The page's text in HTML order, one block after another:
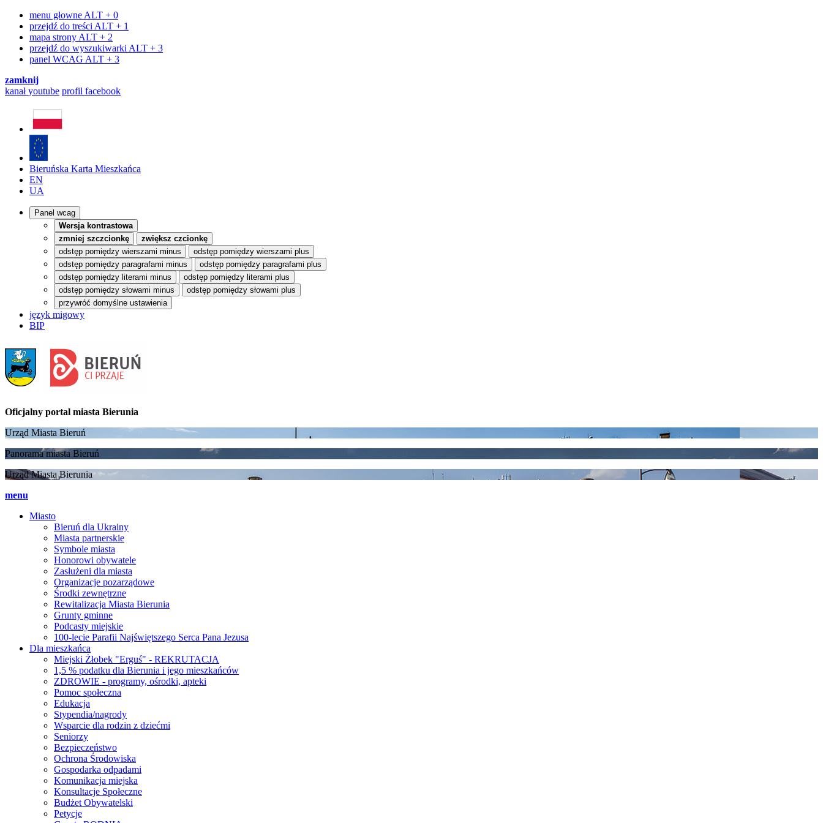
menu głowne ALT + 0
przejdź do treści ALT + 1
mapa strony ALT + 2
przejdź do wyszukiwarki ALT + 3
panel WCAG ALT + 3
zamknij
kanałyoutube profil facebook
Bieruńska Karta Mieszkańca
EN
UA
Panel wcag
Wersja kontrastowa
zmniej szczcionkę
zwiększ czcionkę
odstęp pomiędzy wierszami minus
odstęp pomiędzy wierszami plus
odstęp pomiędzy paragrafami minus
odstęp pomiędzy paragrafami plus
odstęp pomiędzy literami minus
odstęp pomiędzy literami plus
odstęp pomiędzy słowami minus
odstęp pomiędzy słowami plus
przywróć domyślne ustawienia
język migowy
BIP
Oficjalny portal miasta Bierunia
Urząd Miasta Bieruń
Panorama miasta Bieruń
Urząd Miasta Bierunia
menu
Miasto
Bieruń dla Ukrainy
Miasta partnerskie
Symbole miasta
Honorowi obywatele
Zasłużeni dla miasta
Organizacje pozarządowe
Środki zewnętrzne
Rewitalizacja Miasta Bierunia
Grunty gminne
Podcasty miejskie
100-lecie Parafii Najświętszego Serca Pana Jezusa
Dla mieszkańca
Miejski Żłobek "Erguś" - REKRUTACJA
1,5 % podatku dla Bierunia i jego mieszkańców
ZDROWIE - programy, ośrodki, apteki
Pomoc społeczna
Edukacja
Stypendia/nagrody
Wsparcie dla rodzin z dziećmi
Seniorzy
Bezpieczeństwo
Ochrona Środowiska
Gospodarka odpadami
Komunikacja miejska
Konsultacje Społeczne
Budżet Obywatelski
Petycje